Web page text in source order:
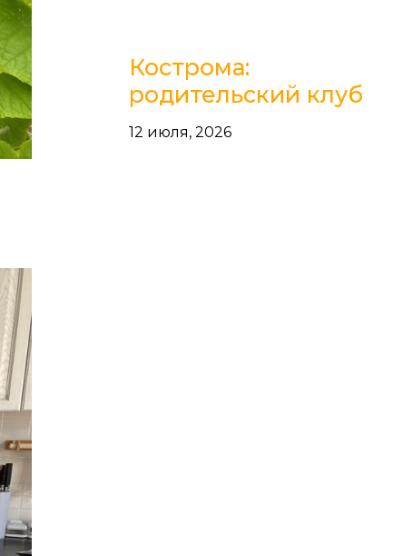
Кострома:
родительский клуб
12 июля, 2026